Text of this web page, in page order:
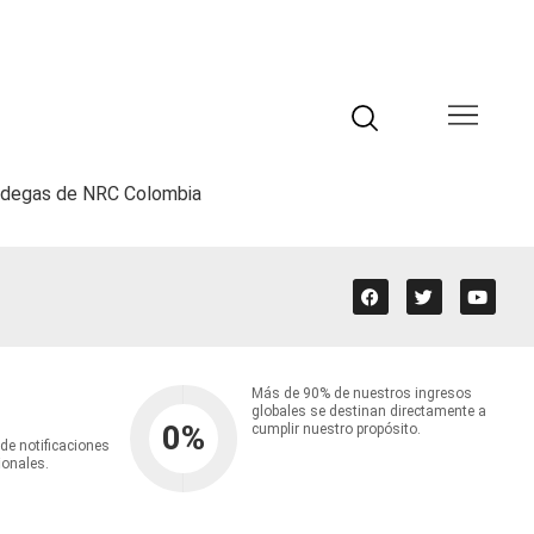
de NRC Colombia
notificaciones
0%
Más de 90% de nuestros ingresos
globales se destinan directamente a
cumplir nuestro propósito.